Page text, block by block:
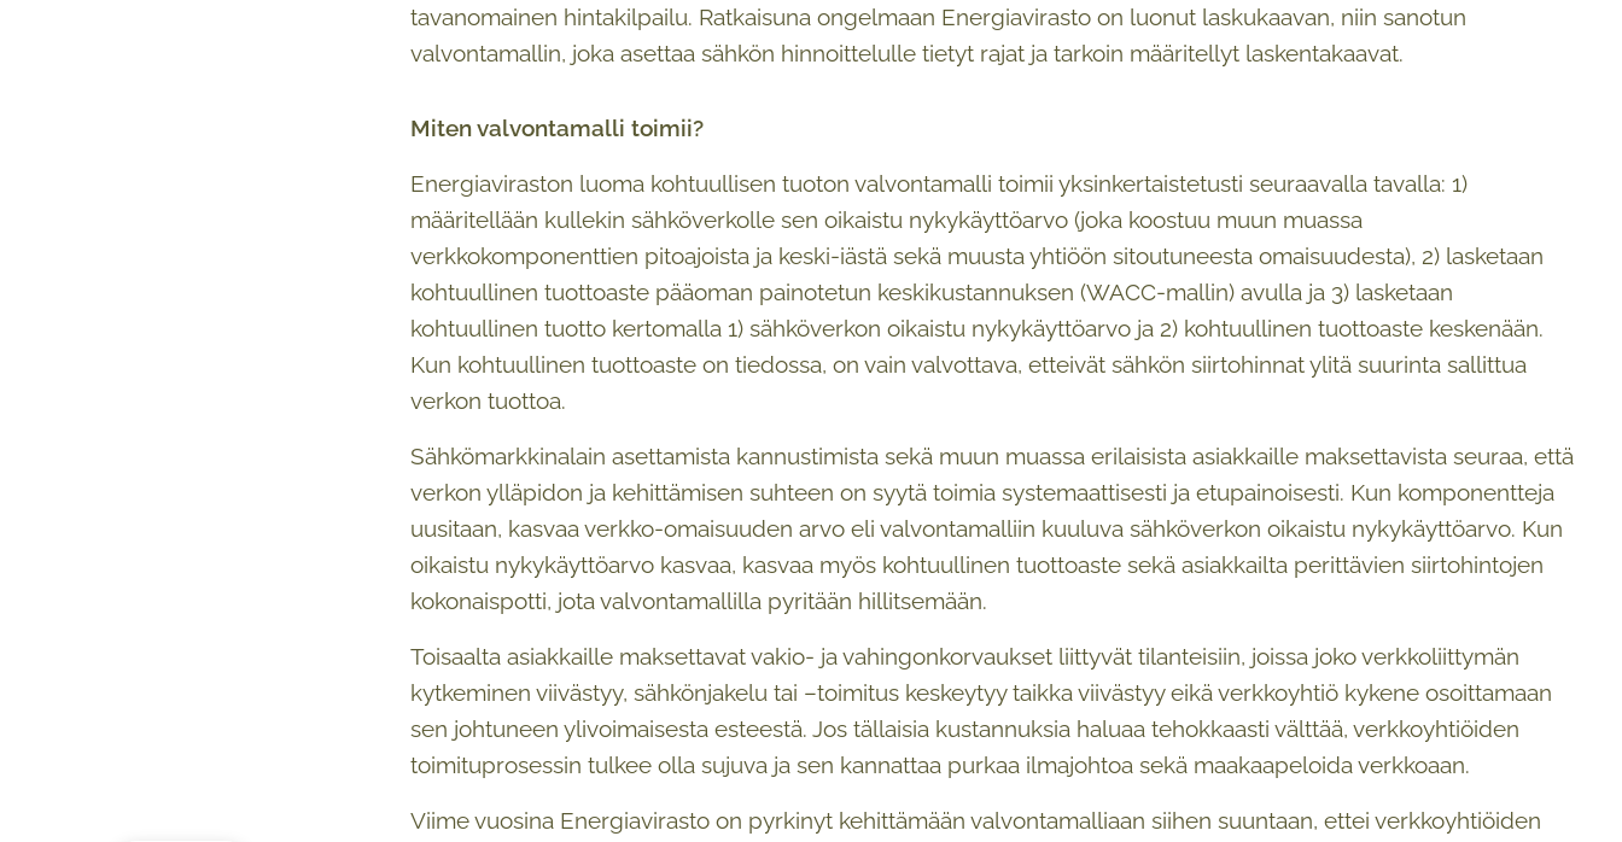
tavanomainen hintakilpailu. Ratkaisuna ongelmaan Energiavirasto on luonut laskukaavan, niin sanotun
valvontamallin, joka asettaa sähkön hinnoittelulle tietyt rajat ja tarkoin määritellyt laskentakaavat.
Miten valvontamalli toimii?
Energiaviraston luoma kohtuullisen tuoton valvontamalli toimii yksinkertaistetusti seuraavalla tavalla: 1)
määritellään kullekin sähköverkolle sen oikaistu nykykäyttöarvo (joka koostuu muun muassa
verkkokomponenttien pitoajoista ja keski-iästä sekä muusta yhtiöön sitoutuneesta omaisuudesta), 2) lasketaan
kohtuullinen tuottoaste pääoman painotetun keskikustannuksen (WACC-mallin) avulla ja 3) lasketaan
kohtuullinen tuotto kertomalla 1) sähköverkon oikaistu nykykäyttöarvo ja 2) kohtuullinen tuottoaste keskenään.
Kun kohtuullinen tuottoaste on tiedossa, on vain valvottava, etteivät sähkön siirtohinnat ylitä suurinta sallittua
verkon tuottoa.
Sähkömarkkinalain asettamista kannustimista sekä muun muassa erilaisista asiakkaille maksettavista seuraa, että
verkon ylläpidon ja kehittämisen suhteen on syytä toimia systemaattisesti ja etupainoisesti. Kun komponentteja
uusitaan, kasvaa verkko-omaisuuden arvo eli valvontamalliin kuuluva sähköverkon oikaistu nykykäyttöarvo. Kun
oikaistu nykykäyttöarvo kasvaa, kasvaa myös kohtuullinen tuottoaste sekä asiakkailta perittävien siirtohintojen
kokonaispotti, jota valvontamallilla pyritään hillitsemään.
Toisaalta asiakkaille maksettavat vakio- ja vahingonkorvaukset liittyvät tilanteisiin, joissa joko verkkoliittymän
kytkeminen viivästyy, sähkönjakelu tai –toimitus keskeytyy taikka viivästyy eikä verkkoyhtiö kykene osoittamaan
sen johtuneen ylivoimaisesta esteestä. Jos tällaisia kustannuksia haluaa tehokkaasti välttää, verkkoyhtiöiden
toimituprosessin tulkee olla sujuva ja sen kannattaa purkaa ilmajohtoa sekä maakaapeloida verkkoaan.
Viime vuosina Energiavirasto on pyrkinyt kehittämään valvontamalliaan siihen suuntaan, ettei verkkoyhtiöiden